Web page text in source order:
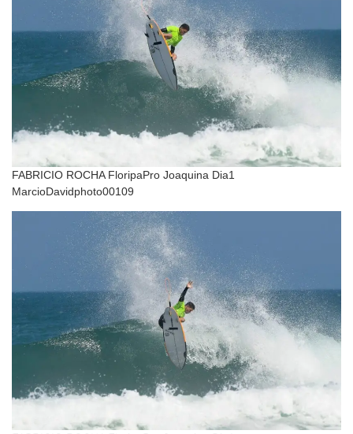
FABRICIO ROCHA FloripaPro Joaquina Dia1
MarcioDavidphoto00109